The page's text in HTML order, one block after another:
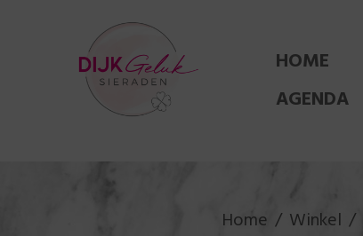
HOME
AGENDA
Home Winkel